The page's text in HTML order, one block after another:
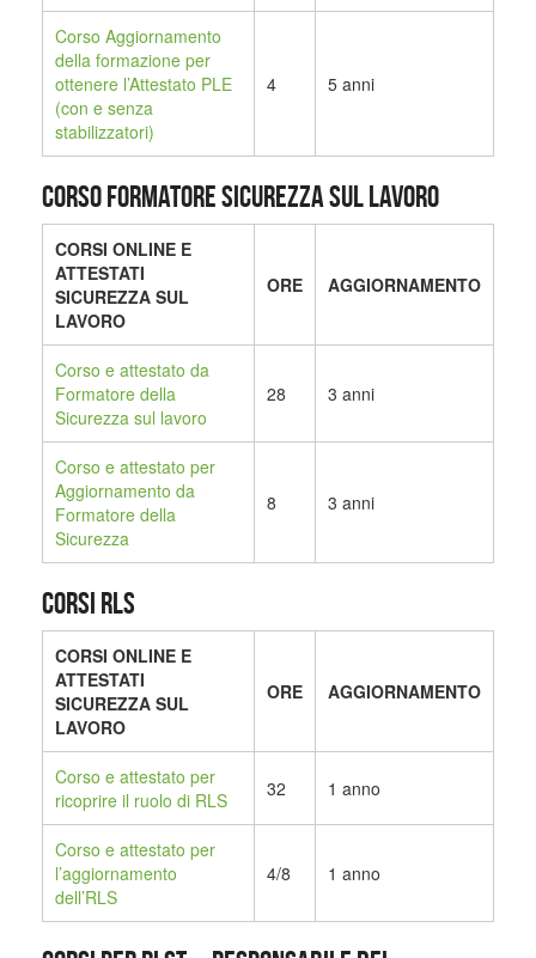
Corso Aggiornamento
della formazione per
ottenere l’Attestato PLE
(con e senza
stabilizzatori)
4 5 anni
CORSO FORMATORE SICUREZZA SUL LAVORO
CORSI ONLINE E
ATTESTATI
SICUREZZA SUL
LAVORO
ORE AGGIORNAMENTO
Corso e attestato da
Formatore della
Sicurezza sul lavoro
28 3 anni
Corso e attestato per
Aggiornamento da
Formatore della
Sicurezza
8 3 anni
CORSI RLS
CORSI ONLINE E
ATTESTATI
SICUREZZA SUL
LAVORO
ORE AGGIORNAMENTO
Corso e attestato per
ricoprire il ruolo di RLS
32 1 anno
Corso e attestato per
l’aggiornamento
dell’RLS
4/8 1 anno